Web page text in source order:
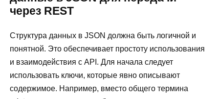
через REST
Структура данных в JSON должна быть логичной и
понятной. Это обеспечивает простоту использования
и взаимодействия с API. Для начала следует
использовать ключи, которые явно описывают
содержимое. Например, вместо общего термина